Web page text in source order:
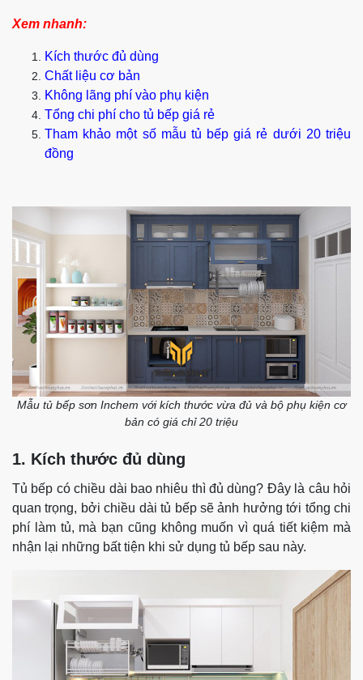
Xem nhanh:
Kích thước đủ dùng
Chất liệu cơ bản
Không lãng phí vào phụ kiện
Tổng chi phí cho tủ bếp giá rẻ
Tham khảo một số mẫu tủ bếp giá rẻ dưới 20 triệu
đồng
Mẫu tủ bếp sơn Inchem với kích thước vừa đủ và bộ phụ kiện cơ
bản có giá chỉ 20 triệu
1. Kích thước đủ dùng
Tủ bếp có chiều dài bao nhiêu thì đủ dùng? Đây là câu hỏi
quan trọng, bởi chiều dài tủ bếp sẽ ảnh hưởng tới tổng chi
phí làm tủ, mà bạn cũng không muốn vì quá tiết kiệm mà
nhận lại những bất tiện khi sử dụng tủ bếp sau này.